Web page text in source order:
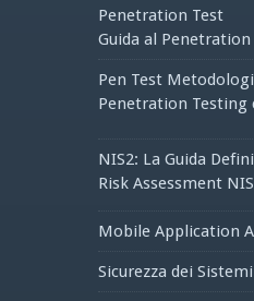
Penetration Test
Guida al Penetration
Pen Test
Penetration Testing
NIS2: La Guida
Risk Assessment
Mobile Application
Sicurezza dei